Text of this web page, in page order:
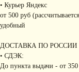
• Курьер Яндекс
от 500 руб
удобный
ДОСТАВКА ПО РОССИИ
• СДЭК:
До пункта выдачи - от